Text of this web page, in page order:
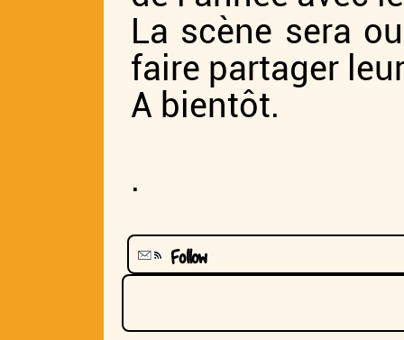
years annually.
La scène sera
faire partager
A bientôt.
.
Follow